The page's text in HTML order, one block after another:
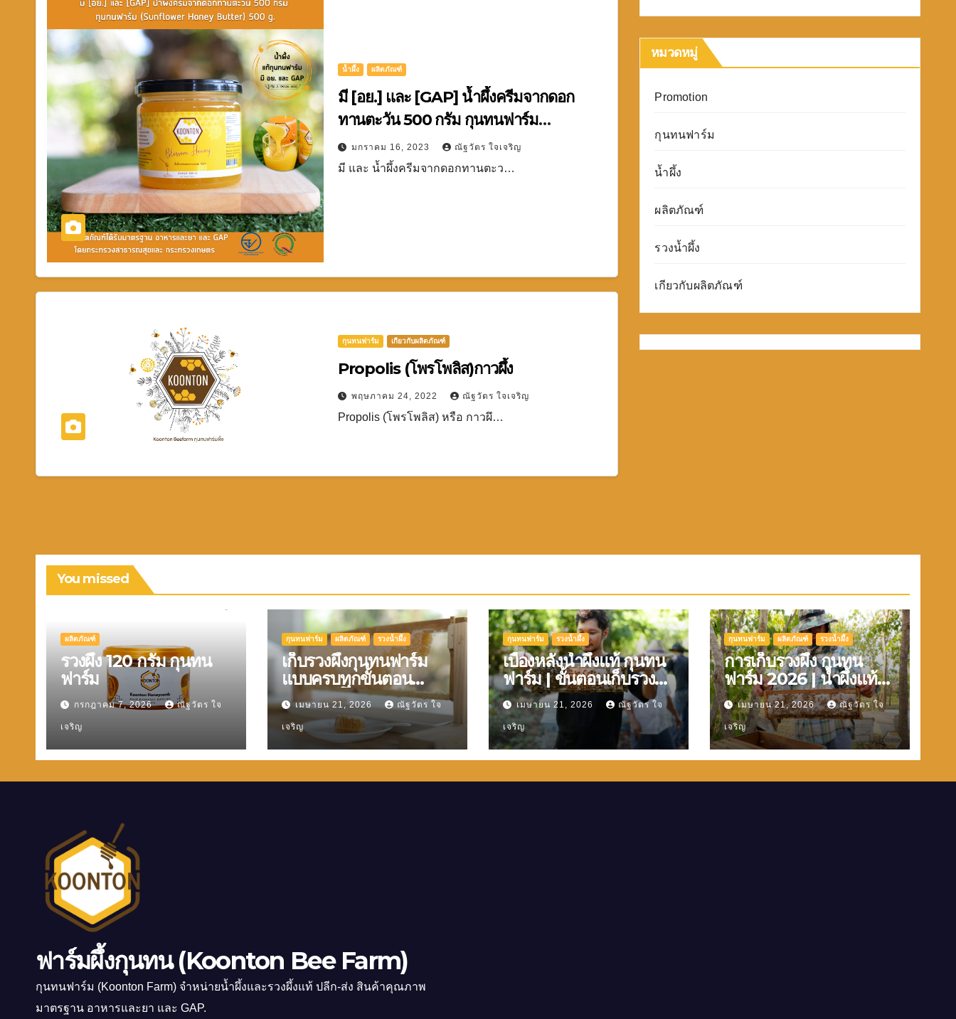
น้ำผึ้ง ผลิตภัณฑ์
มี [อย.] และ [GAP] น้ำผึ้งครีมจากดอก
ทานตะวัน 500 กรัม กุนทนฟาร์ม
(Sunflower Honey Butter)
มกราคม 16, 2023 ณัฐวัตร ใจเจริญ
มี และ น้ำผึ้งครีมจากดอกทานตะว…
กุนทนฟาร์ม เกียวกับผลิตภัณฑ์
Propolis (โพรโพลิส)กาวผึ้ง
พฤษภาคม 24, 2022 ณัฐวัตร ใจเจริญ
Propolis (โพรโพลิส) หรือ กาวผึ…
หมวดหมู่
Promotion
กุนทนฟาร์ม
น้ำผึ้ง
ผลิตภัณฑ์
รวงน้ำผึ้ง
เกียวกับผลิตภัณฑ์
You missed
ผลิตภัณฑ์
รวงผึ้ง 120 กรัม กุนทน
ฟาร์ม
กรกฎาคม 7, 2026 ณัฐวัตร ใจ
เจริญ
กุนทนฟาร์ม ผลิตภัณฑ์ รวงน้ำผึ้ง
เก็บรวงผึ้งกุนทนฟาร์ม
แบบครบทุกขั้นตอน
พร้อมวิดีโอประกอบ
เมษายน 21, 2026 ณัฐวัตร ใจ
เจริญ
กุนทนฟาร์ม รวงน้ำผึ้ง
เบื้องหลังน้ำผึ้งแท้ กุนทน
ฟาร์ม | ขั้นตอนเก็บรวง
แบบมืออาชีพ
เมษายน 21, 2026 ณัฐวัตร ใจ
เจริญ
กุนทนฟาร์ม ผลิตภัณฑ์ รวงน้ำผึ้ง
การเก็บรวงผึ้ง กุนทน
ฟาร์ม 2026 | น้ำผึ้งแท้
จากธรรมชาติ 100%
เมษายน 21, 2026 ณัฐวัตร ใจ
เจริญ
ฟาร์มผึ้งกุนทน (Koonton Bee Farm)
กุนทนฟาร์ม (Koonton Farm) จำหน่ายน้ำผึ้งและรวงผึ้งแท้ ปลีก-ส่ง สินค้าคุณภาพ
มาตรฐาน อาหารและยา และ GAP.